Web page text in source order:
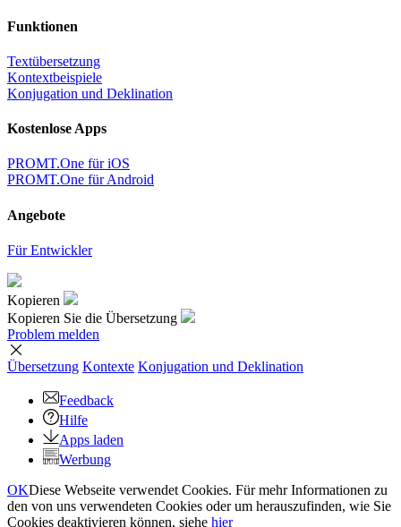
Funktionen
Textübersetzung
Kontextbeispiele
Konjugation und Deklination
Kostenlose Apps
PROMT.One für iOS
PROMT.One für Android
Angebote
Für Entwickler
Kopieren
Kopieren Sie die Übersetzung
Problem melden
Übersetzung Kontexte Konjugation und Deklination
Feedback
Hilfe
Apps laden
Werbung
OKDiese Webseite verwendet Cookies. Für mehr Informationen zu
den von uns verwendeten Cookies oder um herauszufinden, wie Sie
Cookies deaktivieren können, siehe hier